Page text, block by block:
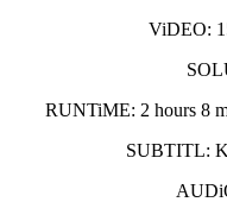
ViDEO:
RUNTiME: 2 hours 8
SUBTITL: